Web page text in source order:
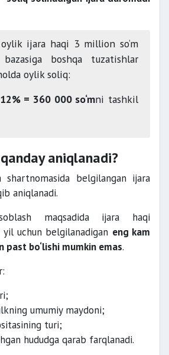
ijara haqi 3 million so‘m
boshqa tuzatishlar
oylik soliq:
= 360 000 so‘mni tashkil
aniqlanadi?
shartnomasida belgilangan ijara
aniqlanadi.
maqsadida ijara haqi
uchun belgilanadigan eng kam
past bo‘lishi mumkin emas.
umumiy maydoni;
turi;
hududga qarab farqlanadi.